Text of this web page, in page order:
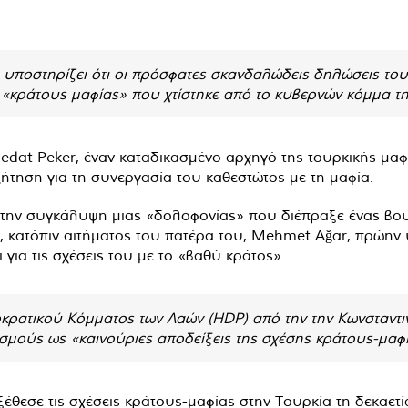
ότι οι πρόσφατες σκανδαλώδεις δηλώσεις
μαφίας» που χτίστηκε από το κυβερνών κόμμα
Peker, έναν καταδικασμένο αρχηγό της τουρκικής
για τη συνεργασία του καθεστώτος με τη μαφία.
συγκάλυψη μιας «δολοφονίας» που διέπραξε ένας
κατόπιν αιτήματος του πατέρα του, Mehmet Ağar,
τις σχέσεις του με το «βαθύ κράτος».
Κόμματος των Λαών (HDP) από την την
ως «καινούριες αποδείξεις της σχέσης κράτους-
τις σχέσεις κράτους-μαφίας στην Τουρκία τη